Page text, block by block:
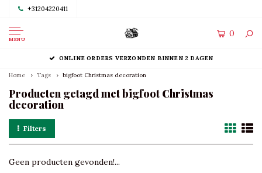
+31204220411
MENU
0
ONLINE ORDERS VERZONDEN BINNEN 2 DAGEN
Home Tags bigfoot Christmas decoration
Producten getagd met bigfoot Christmas
decoration
Filters
Geen producten gevonden!...